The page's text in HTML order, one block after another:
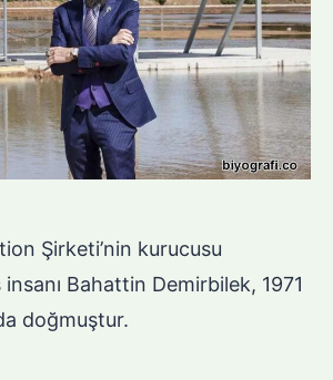
Şirketi’nin kurucusu
Bahattin Demirbilek, 1971
doğmuştur.